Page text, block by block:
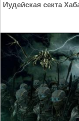
Иудейская секта